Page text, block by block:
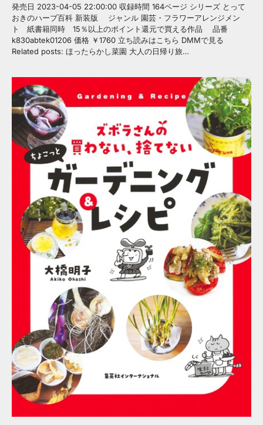
発売日 2023-04-05 22:00:00 収録時間 164ページ シリーズ とって
おきのハーブ百科 新装版 ジャンル 園芸・フラワーアレンジメン
ト 紙書籍同時 15％以上のポイント還元で買える作品 品番
k830abtek01206 価格 ￥1760 立ち読みはこちら DMMで見る
Related posts: ほったらかし菜園 大人の日帰り旅…